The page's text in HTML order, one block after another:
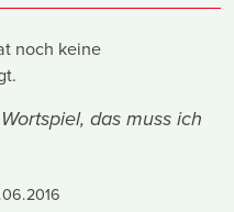
noch keine
das muss ich